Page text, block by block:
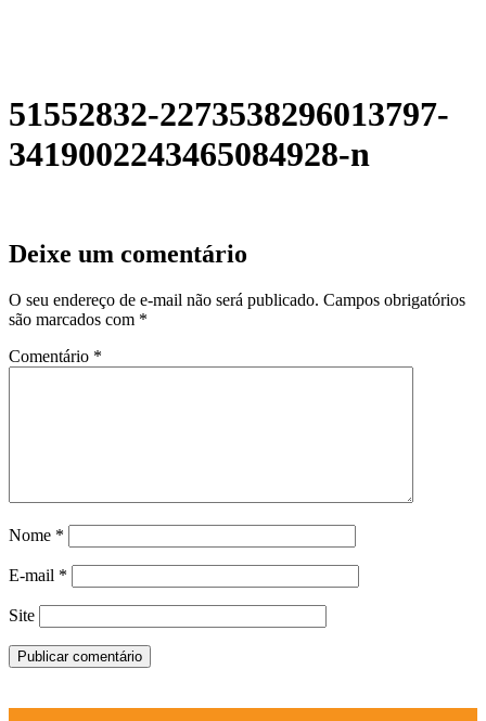
51552832-2273538296013797-
3419002243465084928-n
Deixe um comentário
O seu endereço de e-mail não será publicado. Campos obrigatórios
são marcados com *
Comentário *
Nome *
E-mail *
Site